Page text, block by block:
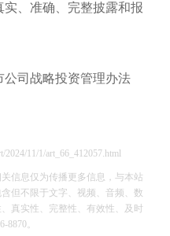
、准确、完整披露和报
司战略投资管理办法
11/1/art_66_412057.html
信息仅为传播更多信息，与本站
但不限于文字、视频、音频、数
真实性、完整性、有效性、及时
。